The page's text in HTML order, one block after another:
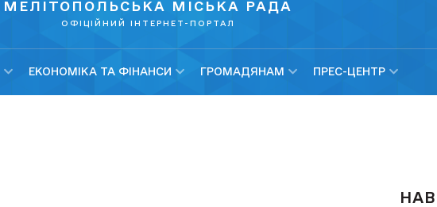
МЕЛІТОПОЛЬСЬКА МІСЬКА РАДА
ОФІЦІЙНИЙ ІНТЕРНЕТ-ПОРТАЛ
ЕКОНОМІКА ТА ФІНАНСИ ГРОМАДЯНАМ ПРЕС-ЦЕНТР